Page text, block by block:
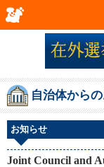
自治体から
お知らせ
Joint Council and